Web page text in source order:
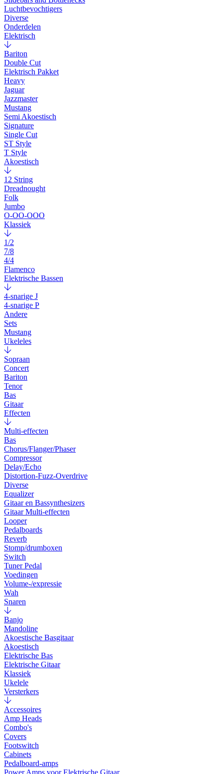
Luchtbevochtigers
Diverse
Onderdelen
Elektrisch
Bariton
Double Cut
Elektrisch Pakket
Heavy
Jaguar
Jazzmaster
Mustang
Semi Akoestisch
Signature
Single Cut
ST Style
T Style
Akoestisch
12 String
Dreadnought
Folk
Jumbo
O-OO-OOO
Klassiek
1/2
7/8
4/4
Flamenco
Elektrische Bassen
4-snarige J
4-snarige P
Andere
Sets
Mustang
Ukeleles
Sopraan
Concert
Bariton
Tenor
Bas
Gitaar
Effecten
Multi-effecten
Bas
Chorus/Flanger/Phaser
Compressor
Delay/Echo
Distortion-Fuzz-Overdrive
Diverse
Equalizer
Gitaar en Bassynthesizers
Gitaar Multi-effecten
Looper
Pedalboards
Reverb
Stomp/drumboxen
Switch
Tuner Pedal
Voedingen
Volume-/expressie
Wah
Snaren
Banjo
Mandoline
Akoestische Basgitaar
Akoestisch
Elektrische Bas
Elektrische Gitaar
Klassiek
Ukelele
Versterkers
Accessoires
Amp Heads
Combo's
Covers
Footswitch
Cabinets
Pedalboard-amps